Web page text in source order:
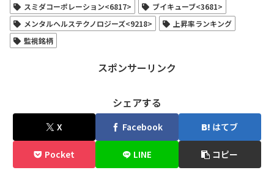
スミダコーポレーション<6817>
ブイキューブ<3681>
メンタルヘルステクノロジーズ<9218>
上昇率ランキング
監視銘柄
スポンサーリンク
シェアする
X Facebook はてブ
Pocket LINE コピー